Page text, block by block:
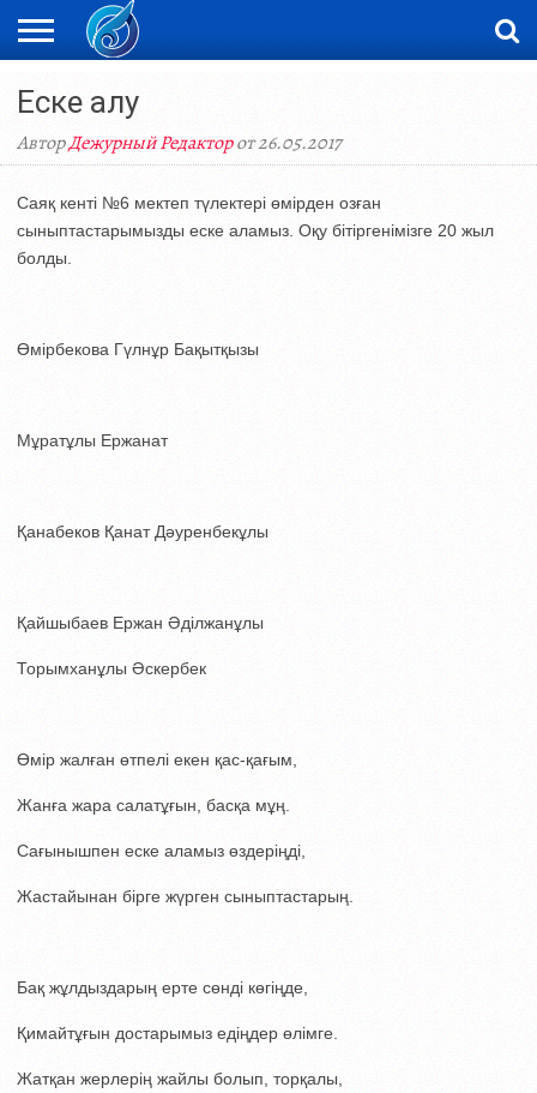
НОВОСТИ
ВИДЕО
ФОТОРЕПОРТАЖИ
ОРКЕН
Еске алу
АвторДежурный Редакторот 26.05.2017
Саяқ кенті №6 мектеп түлектері өмірден озған
сыныптастарымызды еске аламыз. Оқу бітіргенімізге 20 жыл
болды.
Өмірбекова Гүлнұр Бақытқызы
Мұратұлы Ержанат
Қанабеков Қанат Дәуренбекұлы
Қайшыбаев Ержан Әділжанұлы
Торымханұлы Әскербек
Өмір жалған өтпелі екен қас-қағым,
Жанға жара салатұғын, басқа мұң.
Сағынышпен еске аламыз өздеріңді,
Жастайынан бірге жүрген сыныптастарың.
Бақ жұлдыздарың ерте сөнді көгіңде,
Қимайтұғын достарымыз едіңдер өлімге.
Жатқан жерлерің жайлы болып, торқалы,